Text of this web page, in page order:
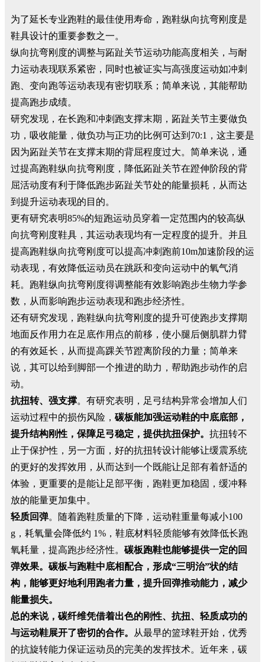
为了延长专业跑鞋的最佳使用寿命，跑鞋纵向抗弯刚度是
鞋具设计的重要参数之一。
纵向抗弯刚度的调整与跖趾关节运动功能高度相关，与耐
力运动表现联系紧密，同时也被证实与高强度运动如冲刺
跑、变向跑等运动表现有密切联系；简单来说，其能帮助
提高跑步成绩。
研究发现，在长跑和冲刺跑支撑末期，跖趾关节主要做负
功，吸收能量，做负功与正功的比例可达到70:1，这主要是
因为跖趾关节在支撑末期的背屈程度过大。简单来说，通
过提高跑鞋纵向抗弯刚度，降低跖趾关节在蹬伸阶段的背
屈活动度有利于降低跑步跖趾关节处的能量损耗，从而达
到提升运动表现的目的。
更有研究表明85%的短跑运动员穿着一定范围内的较高纵
向抗弯刚度鞋具，其运动表现均有一定程度的提升。并且
提高跑鞋纵向抗弯刚度可以提高冲刺跑前10m加速阶段的运
动表现，有效降低运动员在跳跃和变向运动中的氧气消
耗。跑鞋纵向抗弯刚度得调整能有效影响跑步生物力学参
数，从而影响跑步运动表现和跑步经济性。
还有研究发现，跑鞋纵向抗弯刚度的提升可使跑步支撑期
地面反作用力在足底作用点的前移，使小腿后侧肌群力臂
的有效延长，从而提高踝关节蹬离阶段的力量；简单来
说，其可以给到脚部一个推进的助力，帮助跑步动作的启
动。
抗扭转、强支撑。有研究表明，足弓结构异常会增加人们
运动过程中的损伤风险， 碳板能加强运动鞋的中底底部，
提升结构刚性，保障足弓稳定，提供抗扭保护。 抗扭转不
止于保护性，另一方面，好的抗扭转设计能够让缓震系统
的更好的发挥效用，从而达到一个既能让足部有着舒适的
体验，更重要的是能让足部平衡，跑鞋更加稳固，缓冲释
放的能量更加集中。
轻质回弹。随着跑鞋质量的下降，运动鞋重量每减小100
g，耗氧量会降低约 1%，鞋底材料轻质能够有效降低长跑
氧耗量，提高跑步经济性。 碳板跑鞋也能够提供一定的回
弹效果。碳板与跑鞋中底相配合，形成“三明治”状的结
构，能够更好地利用跑者力量，提升回弹推动能力，减少
能量损失。
总的来说，碳纤维凭借着出色的刚性、抗扭、轻质成功的
与运动鞋展开了密切的合作。
从最早的篮球鞋开始，优秀
的抗旋转能力保证运动员的完美的发挥技术。近年来，碳